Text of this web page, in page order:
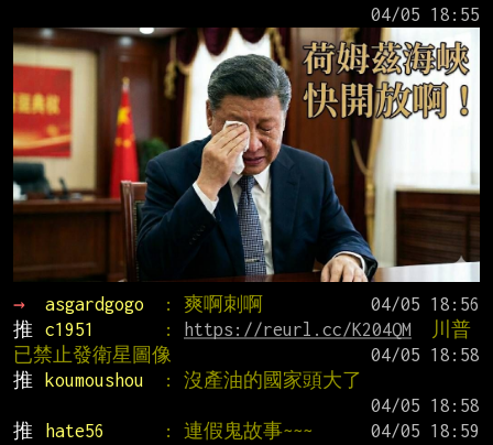
→ asgardgogo : 爽啊刺啊
推
c1951 : https://reurl.cc/K204QM
  川普
已禁止發衛星圖像
推
koumoushou
: 沒產油的國家頭大了
推
hate56 : 連假鬼故事~~~